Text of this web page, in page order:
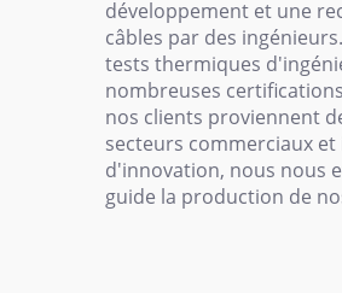
développement et une
câbles par des
tests thermiques
nombreuses
nos clients proviennent
secteurs commerciaux
d'innovation, nous nous
guide la production de